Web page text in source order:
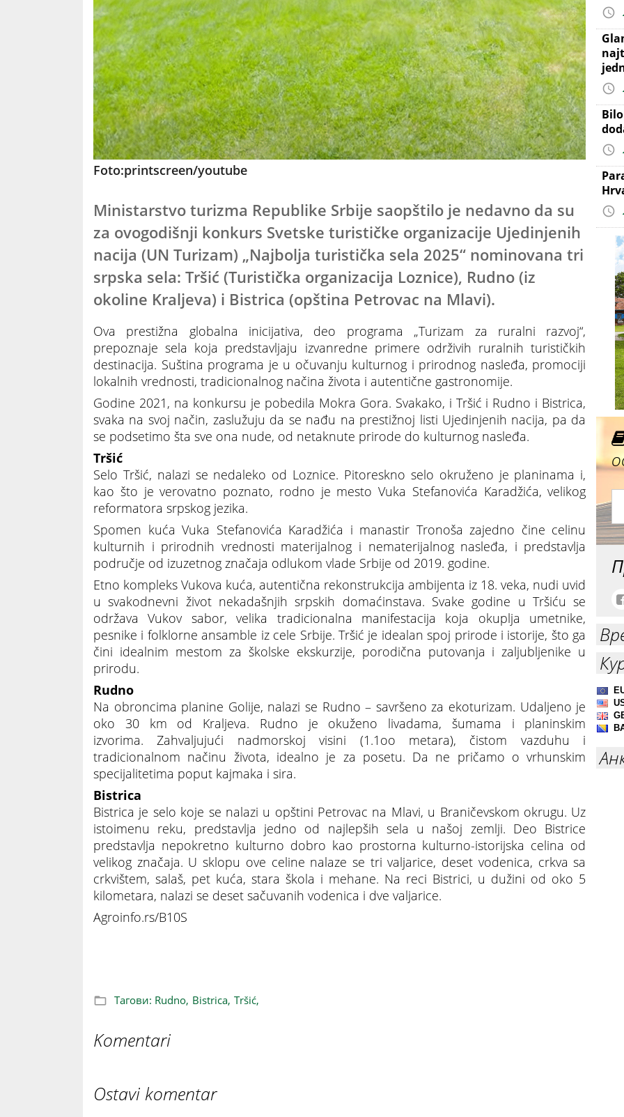
Foto:printscreen/youtube
Ministarstvo turizma Republike Srbije saopštilo je nedavno da su
za ovogodišnji konkurs Svetske turističke organizacije Ujedinjenih
nacija (UN Turizam) „Najbolja turistička sela 2025“ nominovana tri
srpska sela: Tršić (Turistička organizacija Loznice), Rudno (iz
okoline Kraljeva) i Bistrica (opština Petrovac na Mlavi).
Ova prestižna globalna inicijativa, deo programa „Turizam za ruralni razvoj“,
prepoznaje sela koja predstavljaju izvanredne primere održivih ruralnih turističkih
destinacija. Suština programa je u očuvanju kulturnog i prirodnog nasleđa, promociji
lokalnih vrednosti, tradicionalnog načina života i autentične gastronomije.
Godine 2021, na konkursu je pobedila Mokra Gora. Svakako, i Tršić i Rudno i Bistrica,
svaka na svoj način, zaslužuju da se nađu na prestižnoj listi Ujedinjenih nacija, pa da
se podsetimo šta sve ona nude, od netaknute prirode do kulturnog nasleđa.
Tršić
Selo Tršić, nalazi se nedaleko od Loznice. Pitoreskno selo okruženo je planinama i,
kao što je verovatno poznato, rodno je mesto Vuka Stefanovića Karadžića, velikog
reformatora srpskog jezika.
Spomen kuća Vuka Stefanovića Karadžića i manastir Tronoša zajedno čine celinu
kulturnih i prirodnih vrednosti materijalnog i nematerijalnog nasleđa, i predstavlja
područje od izuzetnog značaja odlukom vlade Srbije od 2019. godine.
Etno kompleks Vukova kuća, autentična rekonstrukcija ambijenta iz 18. veka, nudi uvid
u svakodnevni život nekadašnjih srpskih domaćinstava. Svake godine u Tršiću se
održava Vukov sabor, velika tradicionalna manifestacija koja okuplja umetnike,
pesnike i folklorne ansamble iz cele Srbije. Tršić je idealan spoj prirode i istorije, što ga
čini idealnim mestom za školske ekskurzije, porodična putovanja i zaljubljenike u
prirodu.
Rudno
Na obroncima planine Golije, nalazi se Rudno – savršeno za ekoturizam. Udaljeno je
oko 30 km od Kraljeva. Rudno je okuženo livadama, šumama i planinskim
izvorima. Zahvaljujući nadmorskoj visini (1.1oo metara), čistom vazduhu i
tradicionalnom načinu života, idealno je za posetu. Da ne pričamo o vrhunskim
specijalitetima poput kajmaka i sira.
Bistrica
Bistrica je selo koje se nalazi u opštini Petrovac na Mlavi, u Braničevskom okrugu. Uz
istoimenu reku, predstavlja jedno od najlepših sela u našoj zemlji. Deo Bistrice
predstavlja nepokretno kulturno dobro kao prostorna kulturno-istorijska celina od
velikog značaja. U sklopu ove celine nalaze se tri valjarice, deset vodenica, crkva sa
crkvištem, salaš, pet kuća, stara škola i mehane. Na reci Bistrici, u dužini od oko 5
kilometara, nalazi se deset sačuvanih vodenica i dve valjarice.
Agroinfo.rs/B10S
Тагови: Rudno, Bistrica, Tršić,
Komentari
Ostavi komentar